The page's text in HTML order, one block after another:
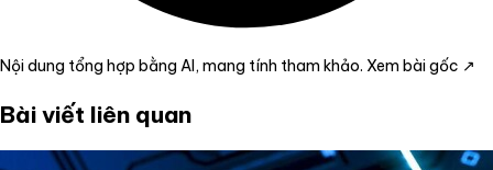
Nội dung tổng hợp bằng AI, mang tính tham khảo. Xem bài gốc ↗
Bài viết liên quan